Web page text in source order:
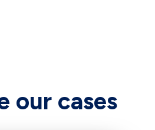
our cases